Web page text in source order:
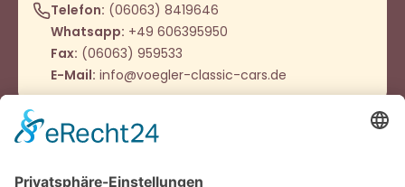
Telefon: (06063) 8419646
Whatsapp: +49 606395950
Fax: (06063) 959533
E-Mail: info@voegler-classic-cars.de
Öffnungszeiten
Montag - Donnerstag